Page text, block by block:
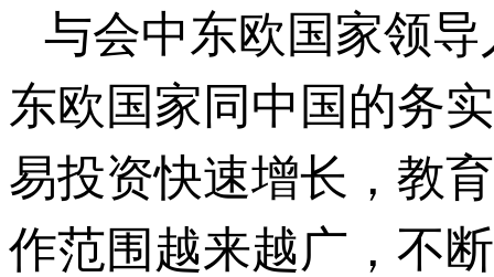
与会中东欧国家领
东欧国家同中国的务
易投资快速增长，教
作范围越来越广，不